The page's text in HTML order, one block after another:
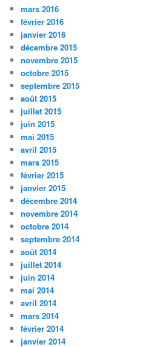
mars 2016
février 2016
janvier 2016
décembre 2015
novembre 2015
octobre 2015
septembre 2015
août 2015
juillet 2015
juin 2015
mai 2015
avril 2015
mars 2015
février 2015
janvier 2015
décembre 2014
novembre 2014
octobre 2014
septembre 2014
août 2014
juillet 2014
juin 2014
mai 2014
avril 2014
mars 2014
février 2014
janvier 2014